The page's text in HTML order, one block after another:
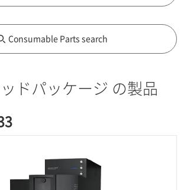
Consumable Parts search
ッドパッケージ の製品